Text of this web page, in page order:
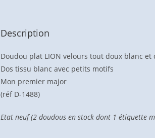
Description
Doudou plat LION velours tout doux blanc
Dos tissu blanc avec petits motifs
Mon premier major
(réf D-1488)
Etat neuf (2 doudous en stock dont 1 étiquette